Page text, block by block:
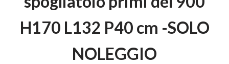
H170 L132 P40 cm -SOLO
NOLEGGIO